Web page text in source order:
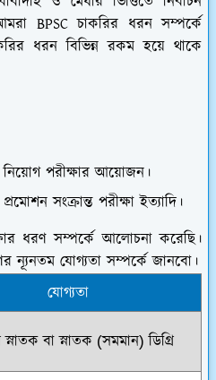
BPSC চাকরির ধরন সম্পর্কে
ধরন বিভিন্ন রকম হয়ে থাকে
নিয়োগ পরীক্ষার আয়োজন।
সংক্রান্ত পরীক্ষা ইত্যাদি।
ধরণ সম্পর্কে আলোচনা করেছি।
ন্যূনতম যোগ্যতা সম্পর্কে জানবো।
যোগ্যতা
বা স্নাতক (সমমান) ডিগ্রি